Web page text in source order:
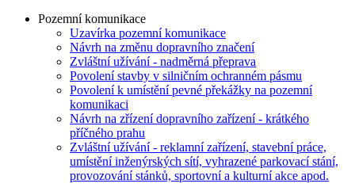
Pozemní komunikace
Uzavírka pozemní komunikace
Návrh na změnu dopravního značení
Zvláštní užívání - nadměrná přeprava
Povolení stavby v silničním ochranném pásmu
Povolení k umístění pevné překážky na pozemní
komunikaci
Návrh na zřízení dopravního zařízení - krátkého
příčného prahu
Zvláštní užívání - reklamní zařízení, stavební práce,
umístění inženýrských sítí, vyhrazené parkovací stání,
provozování stánků, sportovní a kulturní akce apod.